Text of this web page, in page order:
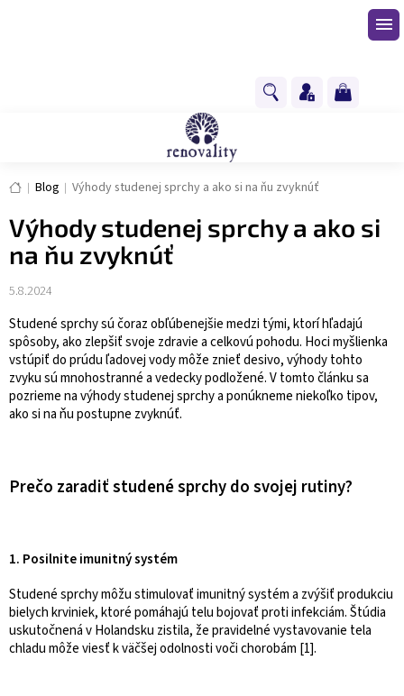
NÁKUPNÝ
Domov
Blog Výhody studenej sprchy a ako si na ňu zvyknúť
Výhody studenej sprchy a ako si
na ňu zvyknúť
5.8.2024
Studené sprchy sú čoraz obľúbenejšie medzi tými, ktorí hľadajú
spôsoby, ako zlepšiť svoje zdravie a celkovú pohodu. Hoci myšlienka
vstúpiť do prúdu ľadovej vody môže znieť desivo, výhody tohto
zvyku sú mnohostranné a vedecky podložené. V tomto článku sa
pozrieme na výhody studenej sprchy a ponúkneme niekoľko tipov,
ako si na ňu postupne zvyknúť.
Prečo zaradiť studené sprchy do svojej rutiny?
1. Posilnite imunitný systém
Studené sprchy môžu stimulovať imunitný systém a zvýšiť produkciu
bielych krviniek, ktoré pomáhajú telu bojovať proti infekciám. Štúdia
uskutočnená v Holandsku zistila, že pravidelné vystavovanie tela
chladu môže viesť k väčšej odolnosti voči chorobám [1].